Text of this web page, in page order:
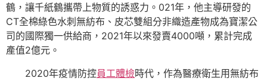
鶴，讓千紙鶴攜帶上物質的誘惑力。021年，他主導研發的
CT全棉綠色水刺無紡布、皮芯雙組分非織造產物成為寶潔公
司的國際獨一供給商，2021年以來發賣4000噸，累計完成
產值2億元。
2020年疫情防控員工體檢時代，作為醫療衛生用無紡布